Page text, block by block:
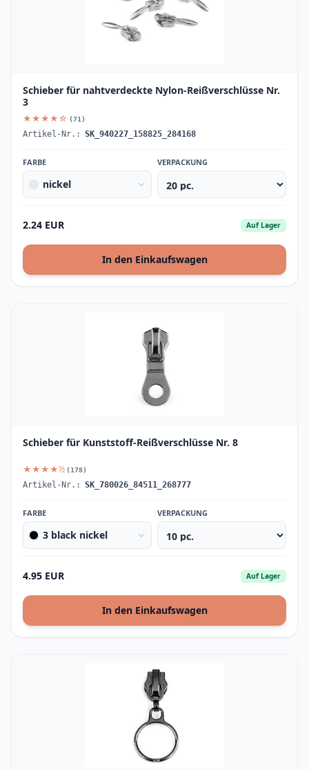
Schieber für nahtverdeckte Nylon-Reißverschlüsse Nr.
3
★★★★☆ (71)
Artikel-Nr.: SK_940227_158825_284168
FARBE
nickel
VERPACKUNG
2.24 EUR Auf Lager
In den Einkaufswagen
Schieber für Kunststoff-Reißverschlüsse Nr. 8
★★★★½ (178)
Artikel-Nr.: SK_780026_84511_268777
FARBE
3 black nickel
VERPACKUNG
4.95 EUR Auf Lager
In den Einkaufswagen